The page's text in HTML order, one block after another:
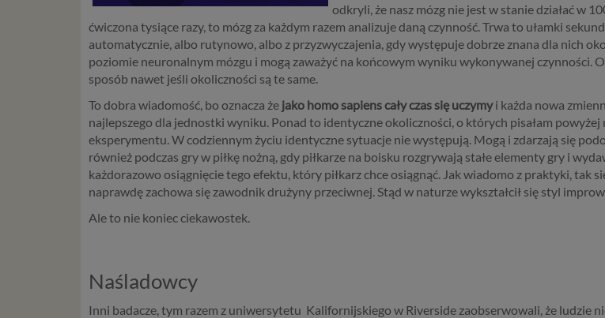
odkryli, że nasz mózg nie jest w stanie działać w
ćwiczona tysiące razy, to mózg za każdym razem analizuje daną czynność. Trwa to ułamki
automatycznie, albo rutynowo, albo z przyzwyczajenia, gdy występuje dobrze znana dla nich
poziomie neuronalnym mózgu i mogą zaważyć na końcowym wyniku wykonywanej czynności.
sposób nawet jeśli okoliczności są te same.
To dobra wiadomość, bo oznacza że jako homo sapiens cały czas się uczymyi każda nowa
najlepszego dla jednostki wyniku. Ponad to identyczne okoliczności, o których pisałam
eksperymentu. W codziennym życiu identyczne sytuacje nie występują. Mogą i zdarzają się
również podczas gry w piłkę nożną, gdy piłkarze na boisku rozgrywają stałe elementy gry i
każdorazowo osiągnięcie tego efektu, który piłkarz chce osiągnąć. Jak wiadomo z praktyki, tak
naprawdę zachowa się zawodnik drużyny przeciwnej. Stąd w naturze wykształcił się styl
Ale to nie koniec ciekawostek.
Naśladowcy
Inni badacze, tym razem z uniwersytetu Kalifornijskiego w Riverside zaobserwowali, że ludzie